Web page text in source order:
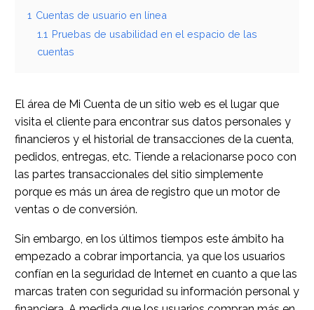
1 Cuentas de usuario en línea
1.1 Pruebas de usabilidad en el espacio de las
cuentas
El área de Mi Cuenta de un sitio web es el lugar que
visita el cliente para encontrar sus datos personales y
financieros y el historial de transacciones de la cuenta,
pedidos, entregas, etc. Tiende a relacionarse poco con
las partes transaccionales del sitio simplemente
porque es más un área de registro que un motor de
ventas o de conversión.
Sin embargo, en los últimos tiempos este ámbito ha
empezado a cobrar importancia, ya que los usuarios
confían en la seguridad de Internet en cuanto a que las
marcas traten con seguridad su información personal y